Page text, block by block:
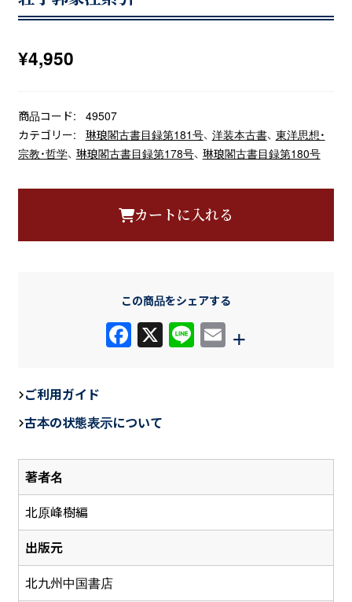
¥4,950
商品コード:
49507
カテゴリー:
琳琅閣古書目録第181号、 洋装本古書、 東洋思想・
宗教・哲学、 琳琅閣古書目録第178号、 琳琅閣古書目録第180号
著者名
北原峰樹編
出版元
北九州中国書店
カートに入れる
この商品をシェアする
F
e
b
o
o
X Li E
+
ご利用ガイド
古本の状態表示について